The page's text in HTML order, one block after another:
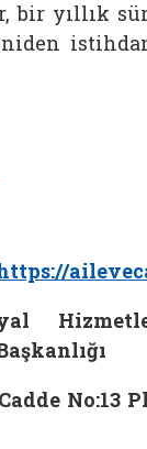
yıllık
No:13